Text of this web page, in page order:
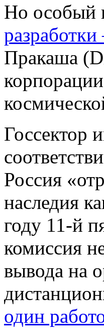
Но особый
Пракаша
Госсектор
Россия
наследия
году 11-й
комиссия
вывода на
один